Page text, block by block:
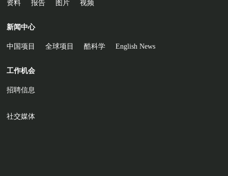
资料 报告 图片 视频
新闻中心
中国项目 全球项目 酷科学 English News
工作机会
招聘信息
社交媒体